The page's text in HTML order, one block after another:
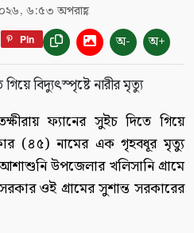
৬:৫৩ অপরাহ্ণ
Pin অ- অ+
ফ্যানের সুইচ দিতে গিয়ে
(৪৫) নামের এক গৃহবধূর মৃত্যু
উপজেলার খলিসানি গ্রামে
ওই গ্রামের সুশান্ত সরকারের